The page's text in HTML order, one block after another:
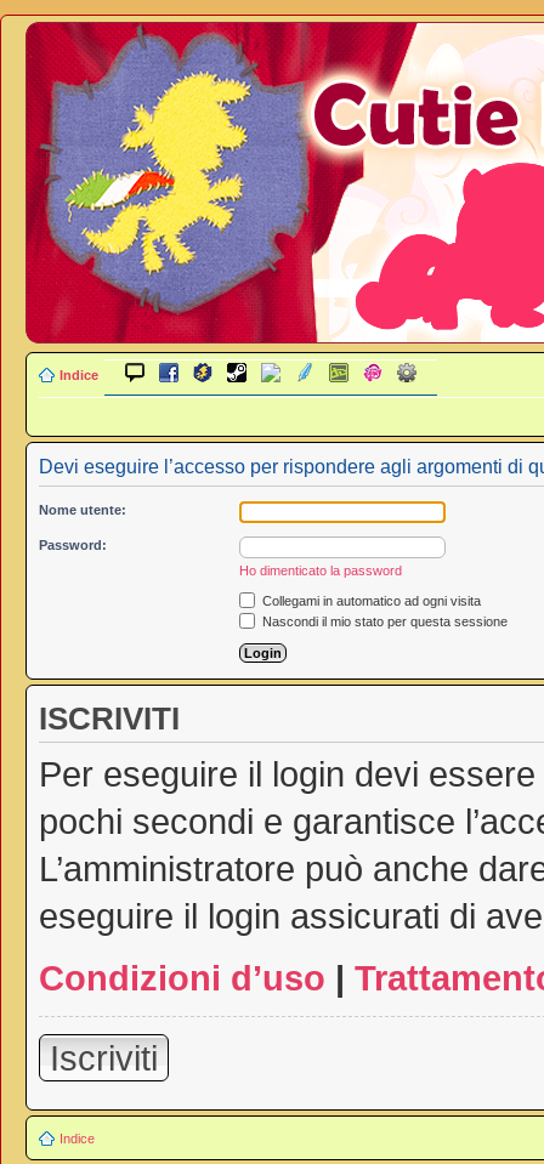
Indice
Devi eseguire l’accesso per rispondere agli argomenti di
Nome utente:
Password:
Ho dimenticato la password
Collegami in automatico ad ogni visita
Nascondi il mio stato per questa sessione
ISCRIVITI
Per eseguire il login devi
pochi secondi e garantisce
L’amministratore può anche
eseguire il login assicurati di
Condizioni d’uso |
Iscriviti
Indice